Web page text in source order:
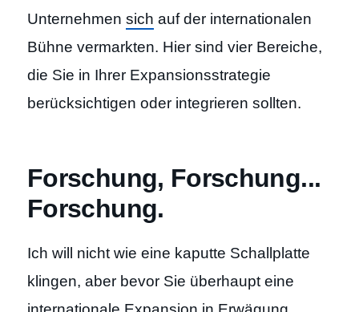
Unternehmen sich auf der internationalen
Bühne vermarkten. Hier sind vier Bereiche,
die Sie in Ihrer Expansionsstrategie
berücksichtigen oder integrieren sollten.
Forschung, Forschung...
Forschung.
Ich will nicht wie eine kaputte Schallplatte
klingen, aber bevor Sie überhaupt eine